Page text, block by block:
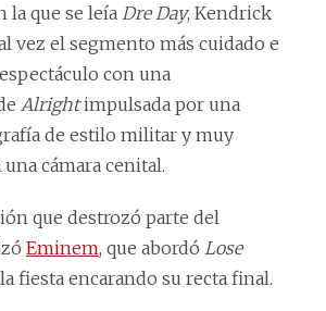
la que se leía Dre Day, Kendrick
vez el segmento más cuidado e
con una
Alrightimpulsada por una
de estilo militar y muy
cámara cenital.
que destrozó parte del
Eminem, que abordó Lose
fiesta encarando su recta final.